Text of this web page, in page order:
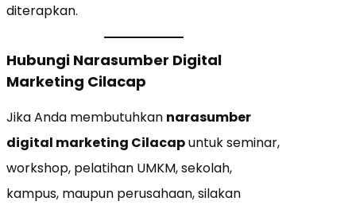
diterapkan.
Hubungi Narasumber Digital
Marketing Cilacap
Jika Anda membutuhkan narasumber
digital marketing Cilacapuntuk seminar,
workshop, pelatihan UMKM, sekolah,
kampus, maupun perusahaan, silakan